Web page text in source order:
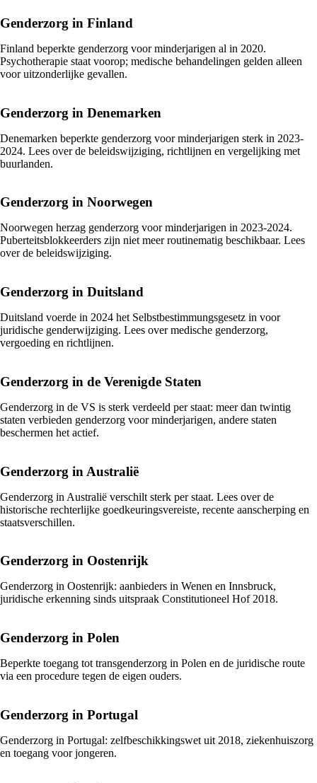
Genderzorg in Finland
Finland beperkte genderzorg voor minderjarigen al in 2020.
Psychotherapie staat voorop; medische behandelingen gelden alleen
voor uitzonderlijke gevallen.
Genderzorg in Denemarken
Denemarken beperkte genderzorg voor minderjarigen sterk in 2023-
2024. Lees over de beleidswijziging, richtlijnen en vergelijking met
buurlanden.
Genderzorg in Noorwegen
Noorwegen herzag genderzorg voor minderjarigen in 2023-2024.
Puberteitsblokkeerders zijn niet meer routinematig beschikbaar. Lees
over de beleidswijziging.
Genderzorg in Duitsland
Duitsland voerde in 2024 het Selbstbestimmungsgesetz in voor
juridische genderwijziging. Lees over medische genderzorg,
vergoeding en richtlijnen.
Genderzorg in de Verenigde Staten
Genderzorg in de VS is sterk verdeeld per staat: meer dan twintig
staten verbieden genderzorg voor minderjarigen, andere staten
beschermen het actief.
Genderzorg in Australië
Genderzorg in Australië verschilt sterk per staat. Lees over de
historische rechterlijke goedkeuringsvereiste, recente aanscherping en
staatsverschillen.
Genderzorg in Oostenrijk
Genderzorg in Oostenrijk: aanbieders in Wenen en Innsbruck,
juridische erkenning sinds uitspraak Constitutioneel Hof 2018.
Genderzorg in Polen
Beperkte toegang tot transgenderzorg in Polen en de juridische route
via een procedure tegen de eigen ouders.
Genderzorg in Portugal
Genderzorg in Portugal: zelfbeschikkingswet uit 2018, ziekenhuiszorg
en toegang voor jongeren.